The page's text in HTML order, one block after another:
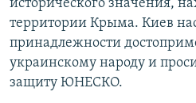
исторического значения,
территории Крыма. Киев
принадлежности
украинскому народу и
защиту ЮНЕСКО.